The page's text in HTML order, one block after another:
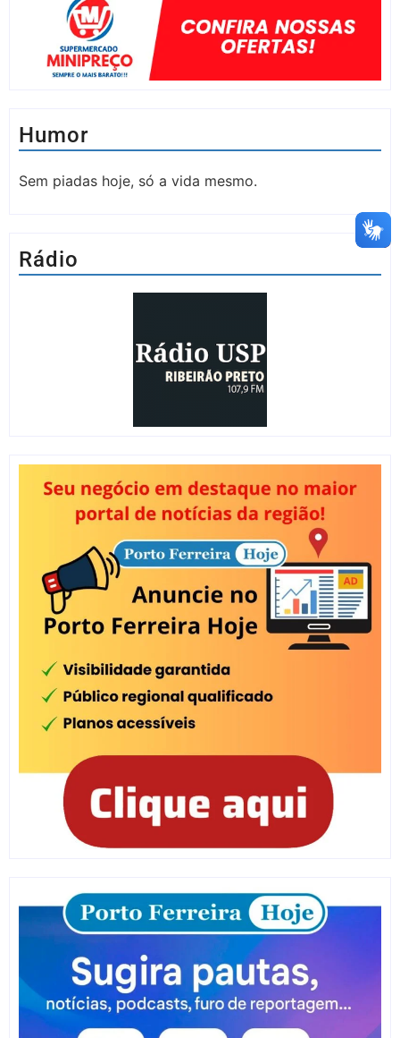
Humor
Sem piadas hoje, só a vida mesmo.
Rádio